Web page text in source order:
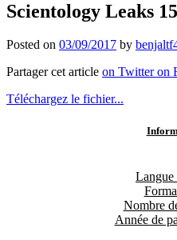
Scientology Leaks
Posted on 03/09/2017 by
Partager cet article on Twitter on
Téléchargez le fichier...
Langue
Nombre
Année de